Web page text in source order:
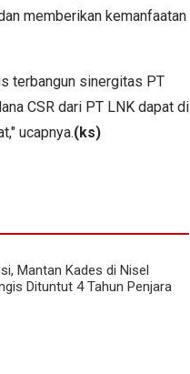
memberikan kemanfaatan
terbangun sinergitas PT
CSR dari PT LNK dapat di
ucapnya.(ks)
Mantan Kades di Nisel
Dituntut 4 Tahun Penjara